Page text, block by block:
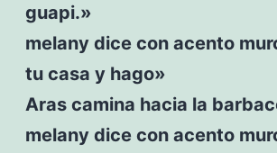
guapi.»
melany dice con acento
tu casa y hago»
Aras camina hacia la
melany dice con acento